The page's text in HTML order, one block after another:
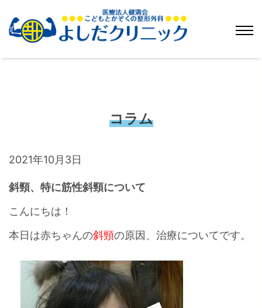
コラム
2021年10月3日
斜頸、特に筋性斜頸について
こんにちは！
本日は赤ちゃんの斜頸の原因、治療についてです。